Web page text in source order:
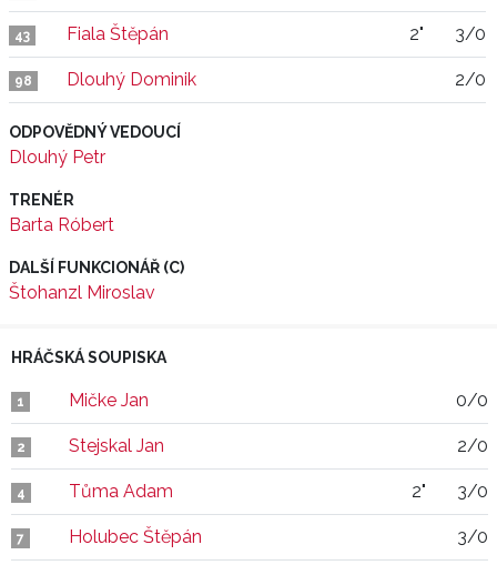
43 Fiala Štěpán 2" 3/0
98 Dlouhý Dominik 2/0
ODPOVĚDNÝ VEDOUCÍ
Dlouhý Petr
TRENÉR
Barta Róbert
DALŠÍ FUNKCIONÁŘ (C)
Štohanzl Miroslav
HRÁČSKÁ SOUPISKA
1 Mičke Jan 0/0
2 Stejskal Jan 2/0
4 Tůma Adam 2" 3/0
7 Holubec Štěpán 3/0